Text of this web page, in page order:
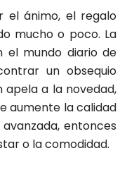
el ánimo, el regalo
mucho o poco. La
el mundo diario de
un obsequio
apela a la novedad,
aumente la calidad
entonces
o la comodidad.